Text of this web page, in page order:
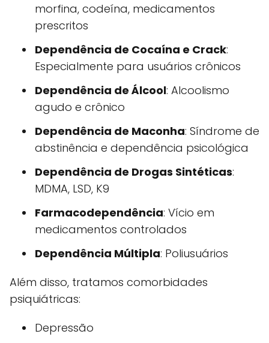
morfina, codeína, medicamentos
prescritos
Dependência de Cocaína e Crack:
Especialmente para usuários crônicos
Dependência de Álcool: Alcoolismo
agudo e crônico
Dependência de Maconha: Síndrome de
abstinência e dependência psicológica
Dependência de Drogas Sintéticas:
MDMA, LSD, K9
Farmacodependência: Vício em
medicamentos controlados
Dependência Múltipla: Poliusuários
Além disso, tratamos comorbidades
psiquiátricas:
Depressão